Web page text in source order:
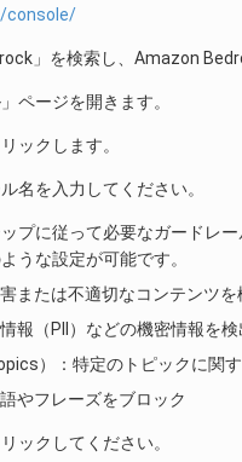
console/
」を検索し、Amazon
ページを開きます。
ックします。
名を入力してください。
プに従って必要なガードレ
うな設定が可能です。
または不適切なコンテンツ
報（PII）などの機密情報を
）：特定のトピックに関
やフレーズをブロック
ックしてください。